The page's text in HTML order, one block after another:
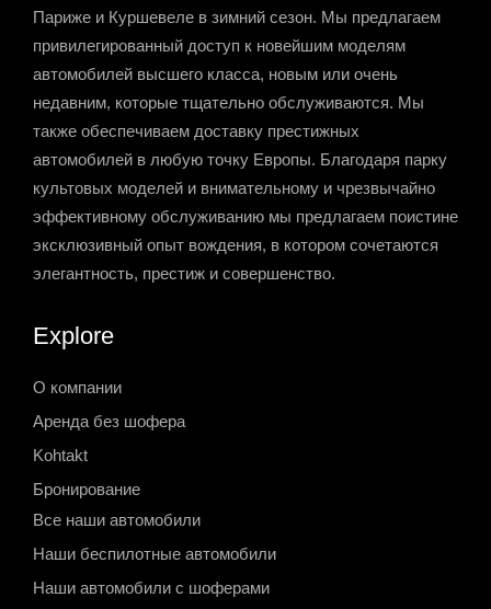
Париже и Куршевеле в зимний сезон. Мы предлагаем
привилегированный доступ к новейшим моделям
автомобилей высшего класса, новым или очень
недавним, которые тщательно обслуживаются. Мы
также обеспечиваем доставку престижных
автомобилей в любую точку Европы. Благодаря парку
культовых моделей и внимательному и чрезвычайно
эффективному обслуживанию мы предлагаем поистине
эксклюзивный опыт вождения, в котором сочетаются
элегантность, престиж и совершенство.
Explore
О компании
Аренда без шофера
Kohtakt
Бронирование
Все наши автомобили
Наши беспилотные автомобили
Наши автомобили с шоферами